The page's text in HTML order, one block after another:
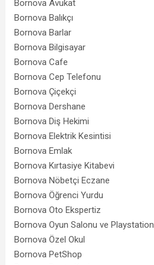
Bornova Avukat
Bornova Balıkçı
Bornova Barlar
Bornova Bilgisayar
Bornova Cafe
Bornova Cep Telefonu
Bornova Çiçekçi
Bornova Dershane
Bornova Diş Hekimi
Bornova Elektrik Kesintisi
Bornova Emlak
Bornova Kırtasiye Kitabevi
Bornova Nöbetçi Eczane
Bornova Öğrenci Yurdu
Bornova Oto Ekspertiz
Bornova Oyun Salonu ve Playstation
Bornova Özel Okul
Bornova PetShop